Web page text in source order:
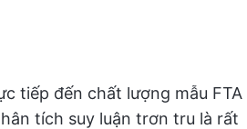
tiếp đến chất lượng mẫu FTA
tích suy luận trơn tru là rất